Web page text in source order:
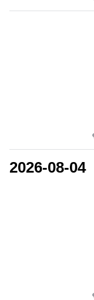
2026-08-04